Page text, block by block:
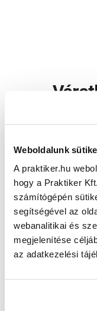
Weboldalunk
A praktiker.hu
hogy a Praktiker
számítógépén
segítségével az
webanalitikai és
megjelenítése
az adatkezelési